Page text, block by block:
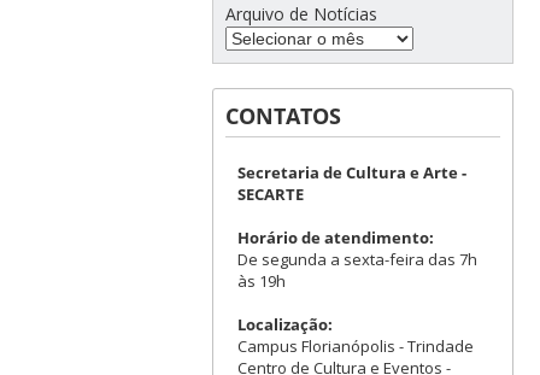
Arquivo de Notícias
CONTATOS
Secretaria de Cultura e Arte -
SECARTE
Horário de atendimento:
De segunda a sexta-feira das 7h
às 19h
Localização:
Campus Florianópolis - Trindade
Centro de Cultura e Eventos -